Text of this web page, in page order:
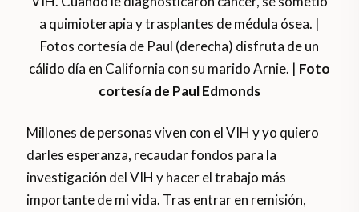
a quimioterapia y trasplantes de médula ósea. |
Fotos cortesía de Paul (derecha) disfruta de un
cálido día en California con su marido Arnie. | Foto
cortesía de Paul Edmonds
Millones de personas viven con el VIH y yo quiero
darles esperanza, recaudar fondos para la
investigación del VIH y hacer el trabajo más
importante de mi vida. Tras entrar en remisión,